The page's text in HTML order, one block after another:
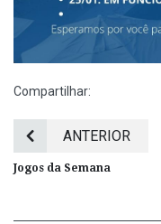
Compartilhar:
ANTERIOR
Jogos da Semana